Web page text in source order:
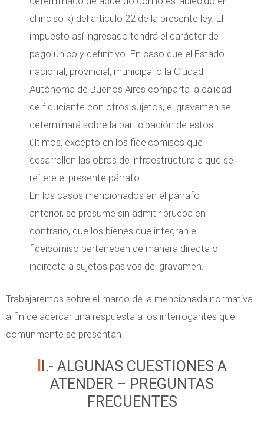
el inciso k) del artículo 22 de la presente ley. El
impuesto así ingresado tendrá el carácter de
pago único y definitivo. En caso que el Estado
nacional, provincial, municipal o la Ciudad
Autónoma de Buenos Aires comparta la calidad
de fiduciante con otros sujetos, el gravamen se
determinará sobre la participación de estos
últimos, excepto en los fideicomisos que
desarrollen las obras de infraestructura a que se
refiere el presente párrafo.
En los casos mencionados en el párrafo
anterior, se presume sin admitir prueba en
contrario, que los bienes que integran el
fideicomiso pertenecen de manera directa o
indirecta a sujetos pasivos del gravamen.
Trabajaremos sobre el marco de la mencionada normativa
a fin de acercar una respuesta a los interrogantes que
comúnmente se presentan
ATENDER – PREGUNTAS
FRECUENTES